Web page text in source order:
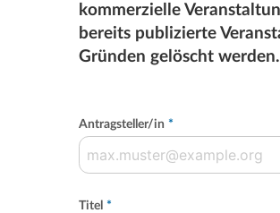
kommerzielle
bereits publizierte
Gründen gelöscht werden.
Antragsteller/in *
Titel *